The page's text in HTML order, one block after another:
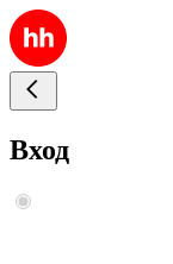
Вход